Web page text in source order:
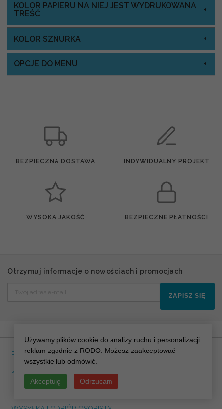
KOLOR PAPIERU NA NIEJ JEST WYDRUKOWANA
TREŚĆ
KOLOR SZNURKA
OPCJE DO MENU
BEZPIECZNA DOSTAWA INDYWIDUALNY PROJEKT
WYSOKA JAKOŚĆ BEZPIECZNE PŁATNOŚCI
Otrzymuj informacje o nowościach i promocjach
ZAPISZ SIĘ
REGULAMIN
KONTAKT
POLITYKA PRYWATNOSCI RODO
Używamy plików cookie do analizy ruchu i personalizacji
reklam zgodnie z RODO. Możesz zaakceptować
wszystkie lub odmówić.
Akceptuję Odrzucam